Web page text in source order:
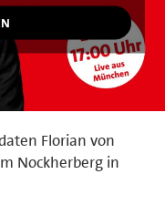
Florian von
Nockherberg in